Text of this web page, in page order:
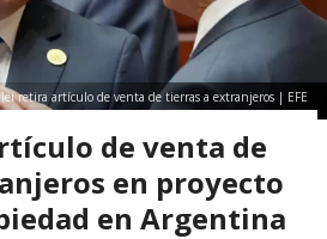
retira artículo de venta de tierras a extranjeros | EFE
de venta de
en proyecto
en Argentina